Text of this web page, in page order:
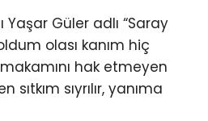
Yaşar Güler adlı “Saray
olası kanım hiç
hak etmeyen
sıyrılır, yanıma